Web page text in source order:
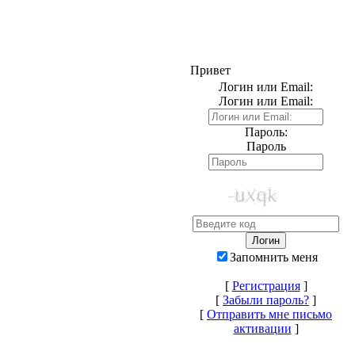
Привет
Логин или Email:
Логин или Email:
Пароль:
Пароль
Запомнить меня
[ Регистрация]
[ Забыли пароль? ]
[ Отправить мне письмо
активации ]